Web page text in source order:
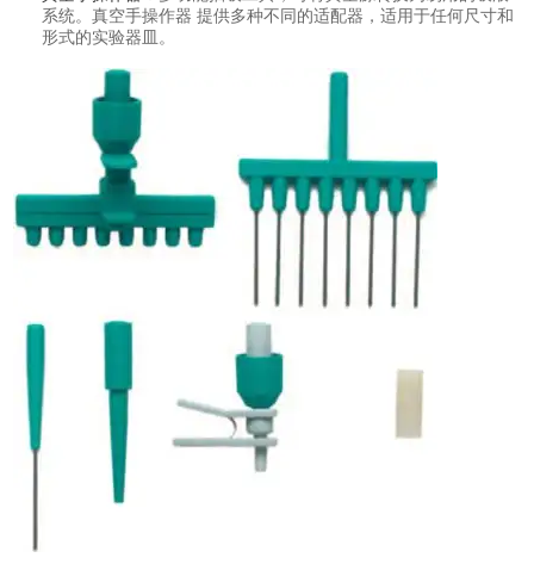
系统。真空手操作器 提供多种不同的适配器，适用于任何尺寸和
形式的实验器皿。